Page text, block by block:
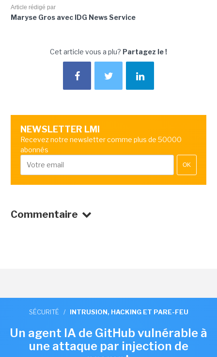
Article rédigé par
Maryse Gros avec IDG News Service
Cet article vous a plu? Partagez le !
NEWSLETTER LMI
Recevez notre newsletter comme plus de 50000
abonnés
OK
Commentaire
SÉCURITÉ / INTRUSION, HACKING ET PARE-FEU
Un agent IA de GitHub vulnérable à
une attaque par injection de